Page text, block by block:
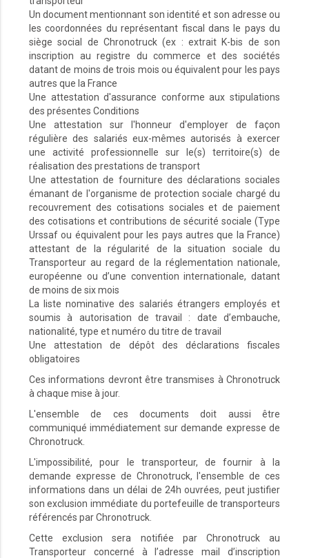
Un document mentionnant son identité et son adresse ou
les coordonnées du représentant fiscal dans le pays du
siège social de Chronotruck (ex : extrait K-bis de son
inscription au registre du commerce et des sociétés
datant de moins de trois mois ou équivalent pour les pays
autres que la France
Une attestation d'assurance conforme aux stipulations
des présentes Conditions
Une attestation sur l'honneur d'employer de façon
régulière des salariés eux-mêmes autorisés à exercer
une activité professionnelle sur le(s) territoire(s) de
réalisation des prestations de transport
Une attestation de fourniture des déclarations sociales
émanant de l'organisme de protection sociale chargé du
recouvrement des cotisations sociales et de paiement
des cotisations et contributions de sécurité sociale (Type
Urssaf ou équivalent pour les pays autres que la France)
attestant de la régularité de la situation sociale du
Transporteur au regard de la réglementation nationale,
européenne ou d’une convention internationale, datant
de moins de six mois
La liste nominative des salariés étrangers employés et
soumis à autorisation de travail : date d’embauche,
nationalité, type et numéro du titre de travail
Une attestation de dépôt des déclarations fiscales
obligatoires
Ces informations devront être transmises à Chronotruck
à chaque mise à jour.
L'ensemble de ces documents doit aussi être
communiqué immédiatement sur demande expresse de
Chronotruck.
L'impossibilité, pour le transporteur, de fournir à la
demande expresse de Chronotruck, l'ensemble de ces
informations dans un délai de 24h ouvrées, peut justifier
son exclusion immédiate du portefeuille de transporteurs
référencés par Chronotruck.
Cette exclusion sera notifiée par Chronotruck au
Transporteur concerné à l’adresse mail d’inscription